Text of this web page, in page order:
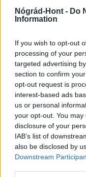
Nógrád-Hont - Do
Information
If you wish to opt-out
processing of your
targeted advertising
section to confirm
opt-out request is
interest-based ads
us or personal
your opt-out. You
disclosure of your
IAB’s list of
also be disclosed by
Downstream
Nógrád Megyei Polgárőr
MAGYAR ÉPÍTŐK